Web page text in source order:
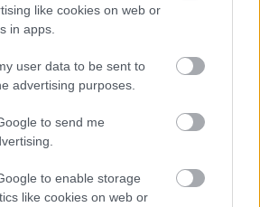
like cookies on web or
in apps.
user data to be sent to
advertising purposes.
to send me
to enable storage
like cookies on web or
ajánlatokról a Kultúrparton
az